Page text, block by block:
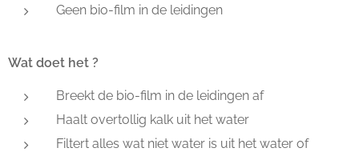
Geen bio-film in de leidingen
Wat doet het ?
Breekt de bio-film in de leidingen af
Haalt overtollig kalk uit het water
Filtert alles wat niet water is uit het water of